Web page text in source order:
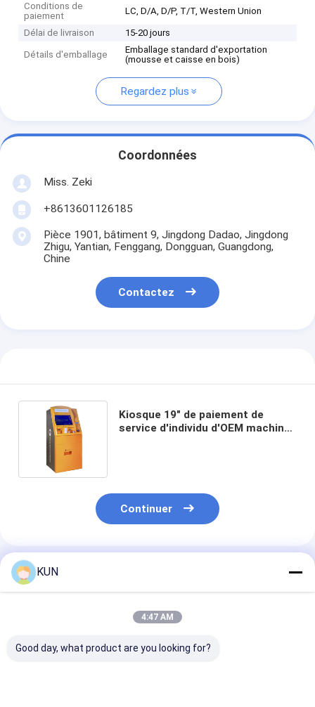
Conditions de
paiement
LC, D/A, D/P, T/T, Western Union
Délai de livraison 15-20 jours
Détails d'emballage
Emballage standard d'exportation
(mousse et caisse en bois)
Regardez plus
Coordonnées
Miss. Zeki
+8613601126185
Pièce 1901, bâtiment 9, Jingdong Dadao, Jingdong
Zhigu, Yantian, Fenggang, Dongguan, Guangdong,
Chine
Contactez
Kiosque 19" de paiement de
service d'individu d'OEM machine
Continuer
Produits Recommandés
KUN
4:47 AM
Good day, what product are you looking for?